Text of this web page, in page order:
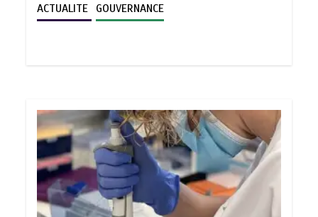
ACTUALITE GOUVERNANCE